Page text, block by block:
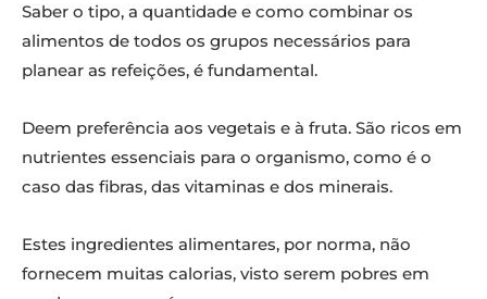
Saber o tipo, a quantidade e como combinar os
alimentos de todos os grupos necessários para
planear as refeições, é fundamental.
Deem preferência aos vegetais e à fruta. São ricos em
nutrientes essenciais para o organismo, como é o
caso das fibras, das vitaminas e dos minerais.
Estes ingredientes alimentares, por norma, não
fornecem muitas calorias, visto serem pobres em